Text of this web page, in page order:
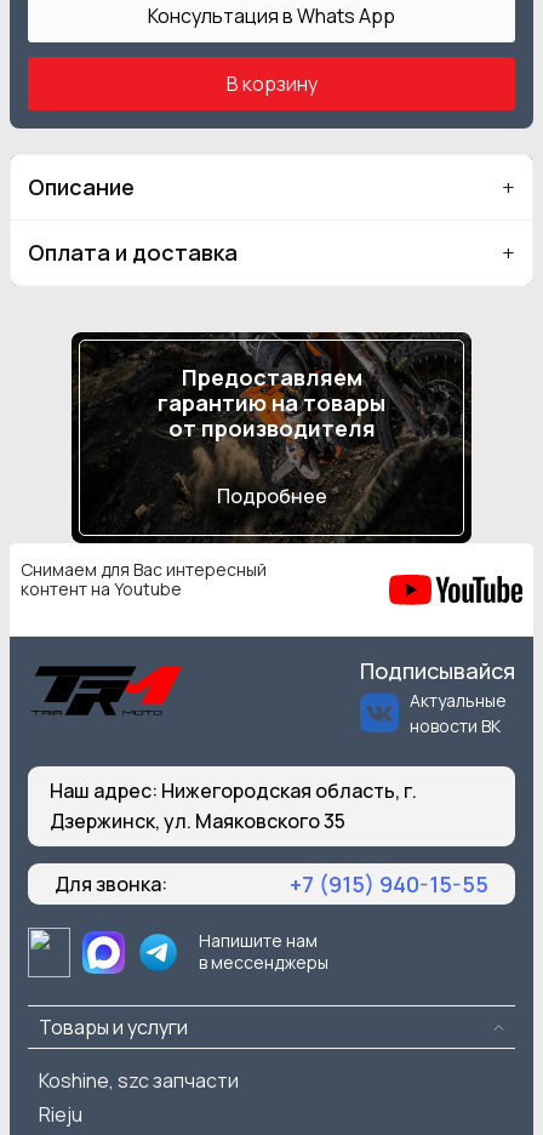
Консультация в Whats App
В корзину
Описание
Оплата и доставка
Предоставляем
гарантию на товары
от производителя
Подробнее
Снимаем для Вас интересный
контент на Youtube
Подписывайся
Актуальные
новости ВК
Наш адрес: Нижегородская область, г.
Дзержинск, ул. Маяковского 35
Для звонка: +7 (915) 940-15-55
Напишите нам
в мессенджеры
Товары и услуги
Koshine, szc запчасти
Rieju